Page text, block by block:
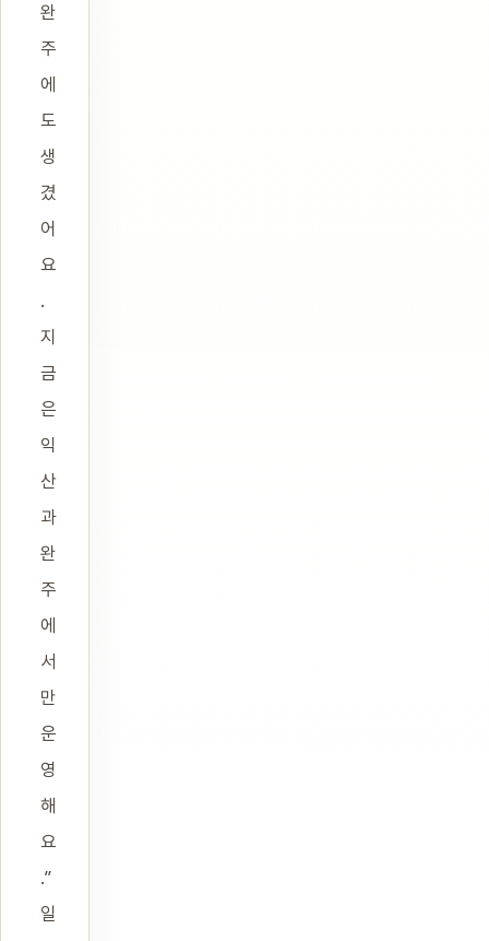
완
주
에
도
생
겼
어
요
.
지
금
은
익
산
과
완
주
에
서
만
운
영
해
요
.”
일